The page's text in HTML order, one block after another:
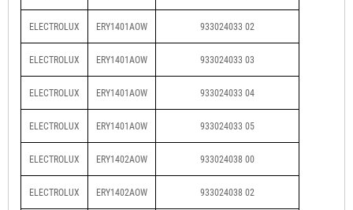
ELECTROLUX ERY1401AOW 933024033 02
ELECTROLUX ERY1401AOW 933024033 03
ELECTROLUX ERY1401AOW 933024033 04
ELECTROLUX ERY1401AOW 933024033 05
ELECTROLUX ERY1402AOW 933024038 00
ELECTROLUX ERY1402AOW 933024038 02